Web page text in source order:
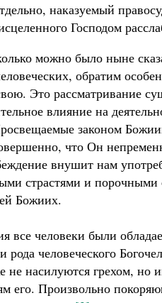
наказуемый
Господом
можно было ныне
обратим
Это рассматривание
влияние на
законом
что Он
внушит нам
страстями и
Божиих.
все человеки были
человеческого
насилуются грехом, но
его. Произвольно